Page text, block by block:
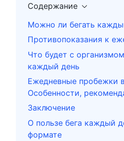
Содержание
Можно ли бегать
Противопоказания к
Что будет с
каждый день
Ежедневные пробежки
Особенности,
Заключение
О пользе бега каждый
формате